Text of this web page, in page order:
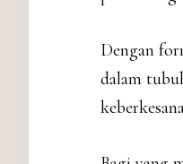
Dengan
dalam